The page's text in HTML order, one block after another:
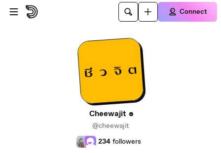
Skip to main content
Connect
Cheewajit
@cheewajit
234 followers